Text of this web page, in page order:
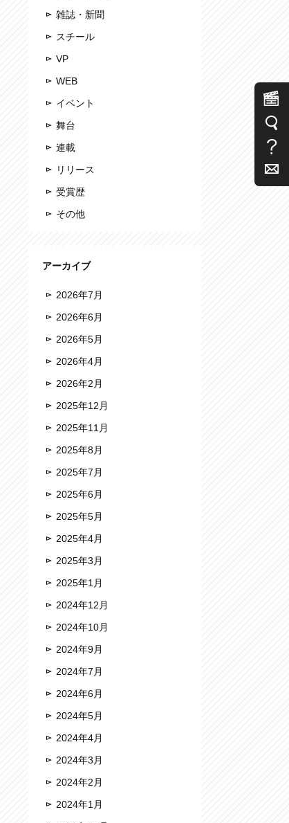
雑誌・新聞
スチール
VP
WEB
イベント
舞台
連載
リリース
受賞歴
その他
アーカイブ
2026年7月
2026年6月
2026年5月
2026年4月
2026年2月
2025年12月
2025年11月
2025年8月
2025年7月
2025年6月
2025年5月
2025年4月
2025年3月
2025年1月
2024年12月
2024年10月
2024年9月
2024年7月
2024年6月
2024年5月
2024年4月
2024年3月
2024年2月
2024年1月